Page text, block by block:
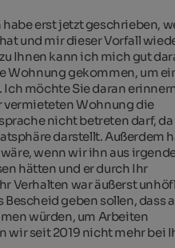
habe erst jetzt geschrieben,
und mir dieser Vorfall
Ihnen kann ich mich gut
Wohnung gekommen, um
Ich möchte Sie daran
vermieteten Wohnung die
nicht betreten darf,
darstellt. Außerdem
wäre, wenn wir ihn aus
hätten und er durch Ihr
Verhalten war äußerst
Bescheid geben sollen, dass
würden, um Arbeiten
wir seit 2019 nicht mehr bei